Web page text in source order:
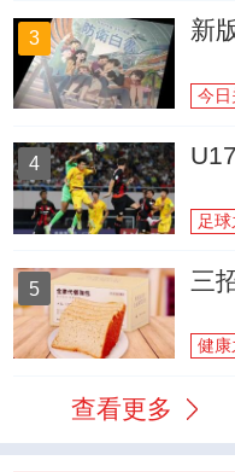
3 新
今日
4
足
5 三
健康
查看更多